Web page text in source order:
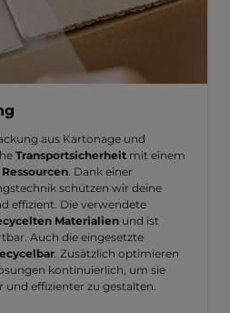
aus Kartonage und
Transportsicherheit mit einem
. Dank einer
schützen wir deine
effizient. Die verwendete
Materialien und ist
Auch die eingesetzte
. Zusätzlich optimieren
kontinuierlich, um sie
effizienter zu gestalten.